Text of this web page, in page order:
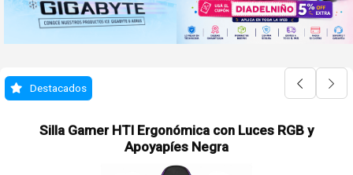
Destacados
Silla Gamer HTI Ergonómica con Luces RGB y
Apoyapíes Negra